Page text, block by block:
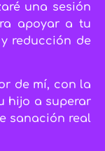
una sesión
apoyar a tu
reducción de
de mí, con la
hijo a superar
sanación real